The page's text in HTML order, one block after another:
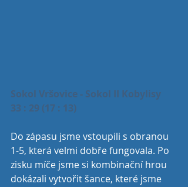
Sokol Vršovice - Sokol II Kobylisy
33 : 29 (17 : 13)
Do zápasu jsme vstoupili s obranou
1-5, která velmi dobře fungovala. Po
zisku míče jsme si kombinační hrou
dokázali vytvořit šance, které jsme